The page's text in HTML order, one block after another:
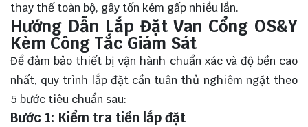
thay thế toàn bộ, gây tốn kém gấp nhiều lần.
Hướng Dẫn Lắp Đặt Van Cổng OS&Y
Kèm Công Tắc Giám Sát
Để đảm bảo thiết bị vận hành chuẩn xác và độ bền cao
nhất, quy trình lắp đặt cần tuân thủ nghiêm ngặt theo
5 bước tiêu chuẩn sau:
Bước 1: Kiểm tra tiền lắp đặt